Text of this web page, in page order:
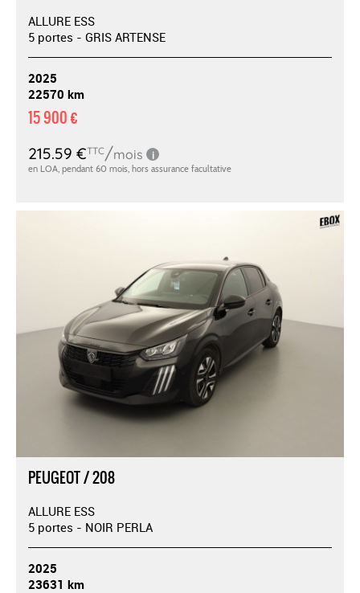
ALLURE ESS
5 portes - GRIS ARTENSE
2025
22570 km
15 900 €
PEUGEOT / 208
ALLURE ESS
5 portes - NOIR PERLA
2025
23631 km